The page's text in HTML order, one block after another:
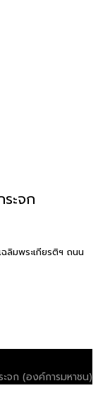
ะจก
ลิมพระเกียรติฯ ถนน
ะจก (องค์การมหาชน)